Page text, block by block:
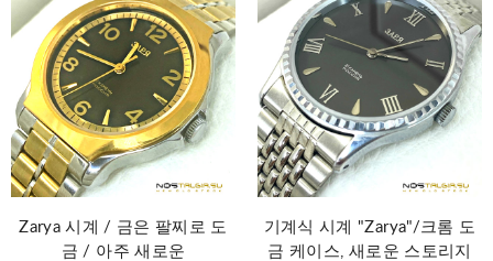
Zarya 시계 / 금은 팔찌로 도
금 / 아주 새로운
기계식 시계 "Zarya"/크롬 도
금 케이스, 새로운 스토리지